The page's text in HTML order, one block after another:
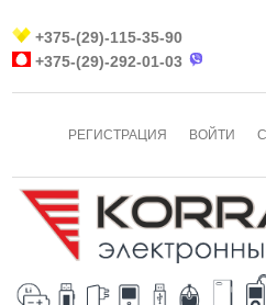
+375-(29)-115-35-90
+375-(29)-292-01-03
РЕГИСТРАЦИЯ ВОЙТИ